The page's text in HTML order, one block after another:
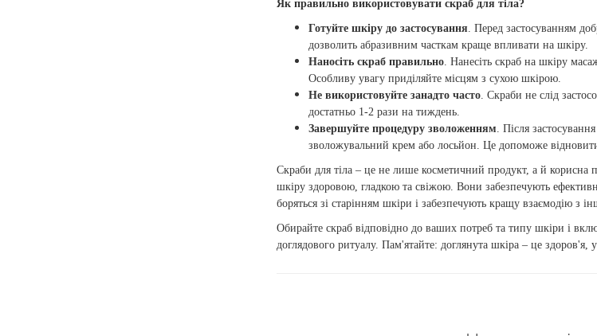
Як правильно використовувати скраб для тіла?
Готуйте шкіру до застосування . Перед застосуванням
дозволить абразивним часткам краще впливати на шкіру.
Наносіть скраб правильно . Нанесіть скраб на шкіру
Особливу увагу приділяйте місцям з сухою шкірою.
Не використовуйте занадто часто . Скраби не слід
достатньо 1-2 рази на тиждень.
Завершуйте процедуру зволоженням . Після
зволожувальний крем або лосьйон. Це допоможе
Скраби для тіла – це не лише косметичний продукт, а й корисна
шкіру здоровою, гладкою та свіжою. Вони забезпечують
боряться зі старінням шкіри і забезпечують кращу взаємодію з
Обирайте скраб відповідно до ваших потреб та типу шкіри і
доглядового ритуалу. Пам'ятайте: доглянута шкіра – це здоров'я,